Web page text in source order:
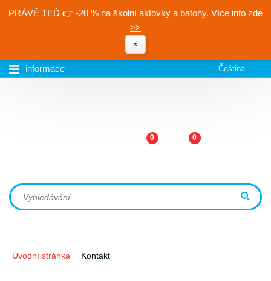
PRÁVĚ TEĎ 👉 -20 % na školní aktovky a batohy. Více info zde
>>
×
informace Čeština
0 0
Úvodní stránka Kontakt